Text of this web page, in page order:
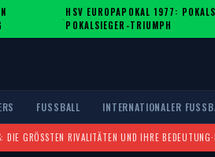
·
HSV EUROPAPOKAL 1977:
POKALSIEGER-TRIUMPH
FUSSBALL INTERNATIONALER
DIE GRÖSSTEN RIVALITÄTEN UND IHRE BEDEUTUNG ·